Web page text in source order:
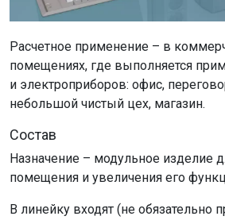
Расчетное применение – в
помещениях, где выполняется
и электроприборов: офис,
небольшой чистый цех, магазин.
Состав
Назначение – модульное изделие
помещения и увеличения его
В линейку входят (не обязательно